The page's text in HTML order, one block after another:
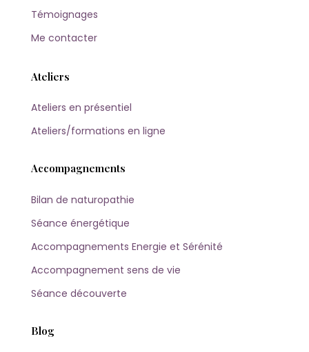
Témoignages
Me contacter
Ateliers
Ateliers en présentiel
Ateliers/formations en ligne
Accompagnements
Bilan de naturopathie
Séance énergétique
Accompagnements Energie et Sérénité
Accompagnement sens de vie
Séance découverte
Blog